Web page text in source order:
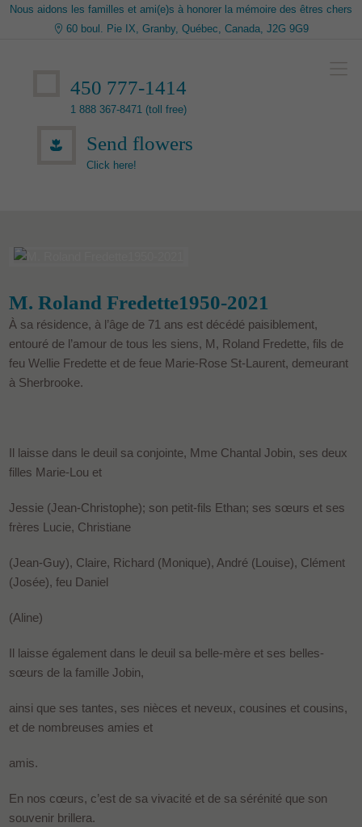
Nous aidons les familles et ami(e)s à honorer la mémoire des êtres chers
60 boul. Pie IX, Granby, Québec, Canada, J2G 9G9
450 777-1414
1 888 367-8471 (toll free)
Send flowers
Click here!
M. Roland Fredette1950-2021
À sa résidence, à l’âge de 71 ans est décédé paisiblement,
entouré de l’amour de tous les siens, M, Roland Fredette, fils de
feu Wellie Fredette et de feue Marie-Rose St-Laurent, demeurant
à Sherbrooke.
Il laisse dans le deuil sa conjointe, Mme Chantal Jobin, ses deux
filles Marie-Lou et
Jessie (Jean-Christophe); son petit-fils Ethan; ses sœurs et ses
frères Lucie, Christiane
(Jean-Guy), Claire, Richard (Monique), André (Louise), Clément
(Josée), feu Daniel
(Aline)
Il laisse également dans le deuil sa belle-mère et ses belles-
sœurs de la famille Jobin,
ainsi que ses tantes, ses nièces et neveux, cousines et cousins,
et de nombreuses amies et
amis.
En nos cœurs, c’est de sa vivacité et de sa sérénité que son
souvenir brillera.